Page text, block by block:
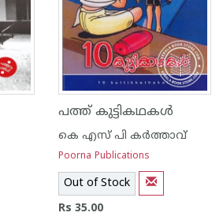
പത്ത് കുട്ടികഥകള്‍
കെ എസ് പി കര്‍ത്താവ്
Poorna Publications
Out of Stock
Rs 35.00